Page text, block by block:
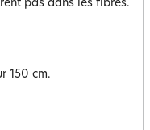
pas dans les fibres.
150 cm.